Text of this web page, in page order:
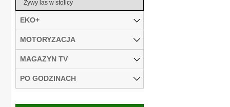
Żywy las w stolicy
EKO+
MOTORYZACJA
MAGAZYN TV
PO GODZINACH